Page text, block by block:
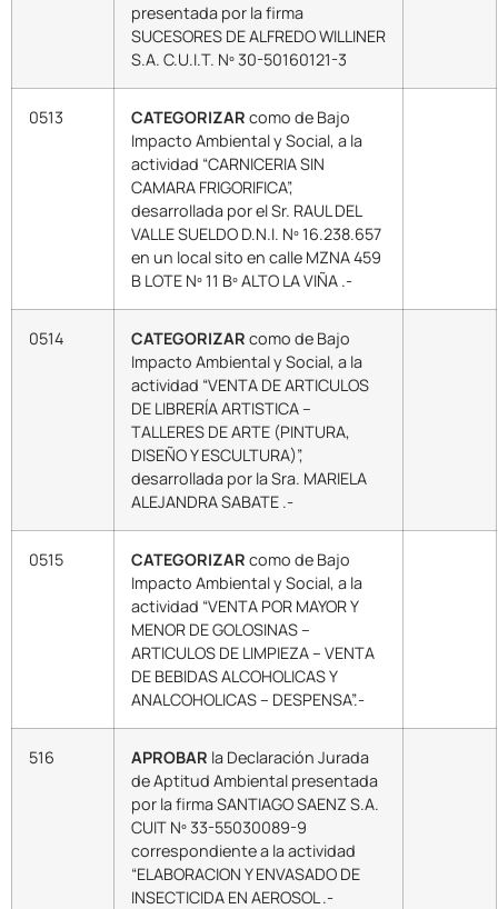
presentada por la firma
SUCESORES DE ALFREDO WILLINER
S.A. C.U.I.T. Nº 30-50160121-3
0513 CATEGORIZAR como de Bajo
Impacto Ambiental y Social, a la
actividad “CARNICERIA SIN
CAMARA FRIGORIFICA”,
desarrollada por el Sr. RAUL DEL
VALLE SUELDO D.N.I. Nº 16.238.657
en un local sito en calle MZNA 459
B LOTE Nº 11 Bº ALTO LA VIÑA .-
0514 CATEGORIZAR como de Bajo
Impacto Ambiental y Social, a la
actividad “VENTA DE ARTICULOS
DE LIBRERÍA ARTISTICA –
TALLERES DE ARTE (PINTURA,
DISEÑO Y ESCULTURA)”,
desarrollada por la Sra. MARIELA
ALEJANDRA SABATE .-
0515 CATEGORIZAR como de Bajo
Impacto Ambiental y Social, a la
actividad “VENTA POR MAYOR Y
MENOR DE GOLOSINAS –
ARTICULOS DE LIMPIEZA – VENTA
DE BEBIDAS ALCOHOLICAS Y
ANALCOHOLICAS – DESPENSA”.-
516 APROBAR la Declaración Jurada
de Aptitud Ambiental presentada
por la firma SANTIAGO SAENZ S.A.
CUIT Nº 33-55030089-9
correspondiente a la actividad
“ELABORACION Y ENVASADO DE
INSECTICIDA EN AEROSOL .-